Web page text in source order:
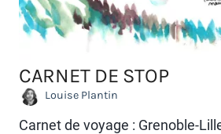
CARNET DE STOP
Louise Plantin
Carnet de voyage : Grenoble-